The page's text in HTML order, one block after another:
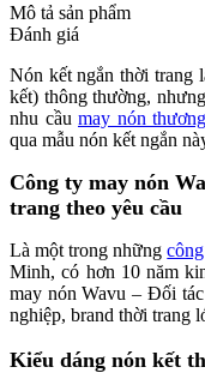
Mô tả sản phẩm
Đánh giá
Nón kết ngắn thời trang
kết) thông thường,
nhu cầu may nón
qua mẫu nón kết ngắn
Công ty may nón
trang theo yêu cầu
Là một trong những
Minh, có hơn 10 năm
may nón Wavu – Đối tác
nghiệp, brand thời trang
Kiểu dáng nón kết